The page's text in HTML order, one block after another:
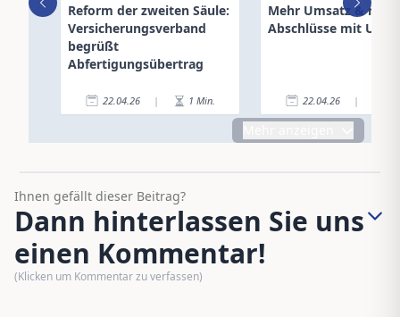
Reform der zweiten Säule:
Versicherungsverband
begrüßt
Abfertigungsübertrag
22.04.26 | 1 Min.
Mehr Umsatz & mehr
Abschlüsse mit
22.04.26 |
Ihnen gefällt dieser Beitrag?
Dann hinterlassen Sie uns
einen Kommentar!
(Klicken um Kommentar zu verfassen)